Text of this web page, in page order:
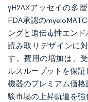
γH2AXアッセイの多
FDA承認の
ングと遺伝毒性エン
読み取りデザインに
す。費用の増加は、
ルスループットを保
機器のプレミアム価
験市場の上昇軌道を強